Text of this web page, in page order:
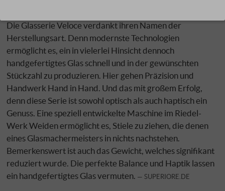
Die Glasserie Veloce verdankt ihren Namen der
Herstellungsart. Denn modernste Technologien
ermöglicht es, ein in vielerlei Hinsicht dennoch
handgefertigtes Glas schnell und in der gewünschten
Stückzahl zu produzieren. Hier gehen Präzision und
Handwerk Hand in Hand. Und das mit großem Erfolg,
denn diese Serie ist sowohl optisch als auch haptisch ein
Genuss. Eine speziell entwickelte Maschine im Riedel-
Werk Weiden ermöglicht es, Stiele zu ziehen, die denen
eines Glasmachermeisters in nichts nachstehen.
Bemerkenswert ist auch das Gewicht, welches signifikant
reduziert wurde. Die perfekte Balance und Haptik lassen
ein handgefertigtes Glas vermuten.
SUPERIORE.DE